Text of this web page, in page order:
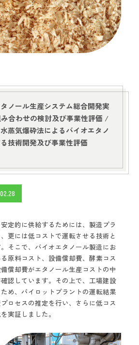
ノール生産システム総合開発実
合わせの検討及び事業性評価 /
蒸気爆砕法によるバイオエタノ
技術開発及び事業性評価
定的に供給するためには、製造プラ
更には低コストで運転させる技術と
そこで、バイオエタノール製造にお
原料コスト、設備償却費、酵素コス
償却費がエタノール生産コストの中
認しています。その上で、工場建設
め、パイロットプラントの運転結果
ロセスの推定を行い、さらに低コス
実証しました。